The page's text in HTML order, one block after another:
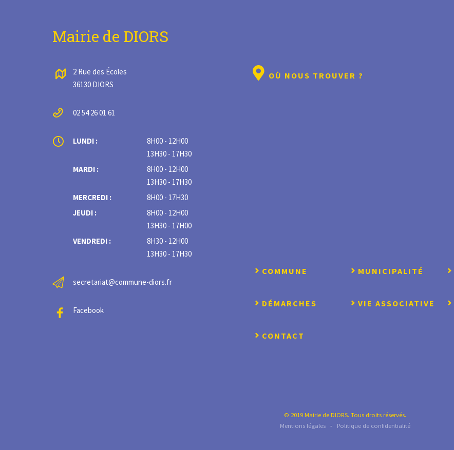
Mairie de DIORS
2 Rue des Écoles
36130 DIORS
02 54 26 01 61
LUNDI :
8H00 - 12H00
13H30 - 17H30
MARDI :
8H00 - 12H00
13H30 - 17H30
MERCREDI :
8H00 - 17H30
JEUDI :
8H00 - 12H00
13H30 - 17H00
VENDREDI :
8H30 - 12H00
13H30 - 17H30
secretariat@commune-diors.fr
Facebook
OÙ NOUS TROUVER ?
COMMUNE MUNICIPALITÉ
DÉMARCHES VIE ASSOCIATIVE
CONTACT
© 2019 Mairie de DIORS. Tous droits réservés.
Mentions légales - Politique de confidentialité